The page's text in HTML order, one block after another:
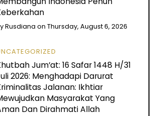
Rusdiana onThursday, August 6, 2026
Jum’at: 16 Safar 1448 H/31
2026: Menghadapi Darurat
Jalanan: Ikhtiar
Masyarakat Yang
Dan Dirahmati Allah